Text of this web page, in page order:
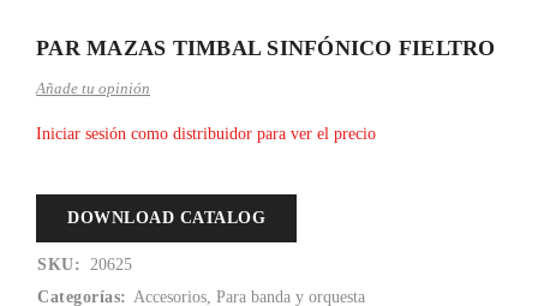
PAR MAZAS TIMBAL SINFÓNICO FIELTRO
Añade tu opinión
Iniciar sesión como distribuidor para ver el precio
DOWNLOAD CATALOG
SKU: 20625
Categorías: Accesorios, Para banda y orquesta